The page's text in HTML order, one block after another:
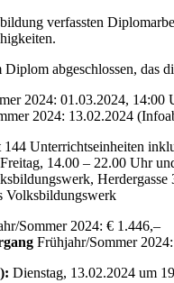
verfassten
abgeschlossen, das
2024: 01.03.2024, 14:00
2024: 13.02.2024
144 Unterrichtseinheiten
Freitag, 14.00 – 22.00 Uhr
Herdergasse
Volksbildungswerk
Sommer 2024: € 1.446,–
Frühjahr/Sommer
Dienstag, 13.02.2024 um